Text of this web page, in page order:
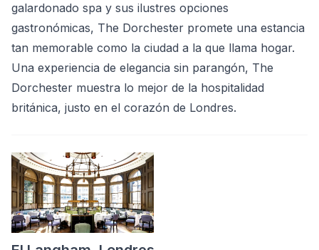
galardonado spa y sus ilustres opciones
gastronómicas, The Dorchester promete una estancia
tan memorable como la ciudad a la que llama hogar.
Una experiencia de elegancia sin parangón, The
Dorchester muestra lo mejor de la hospitalidad
británica, justo en el corazón de Londres.